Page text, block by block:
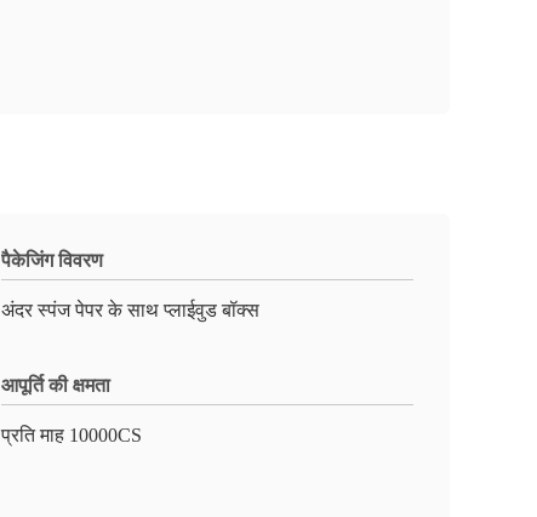
पैकेजिंग विवरण
अंदर स्पंज पेपर के साथ प्लाईवुड बॉक्स
आपूर्ति की क्षमता
प्रति माह 10000CS